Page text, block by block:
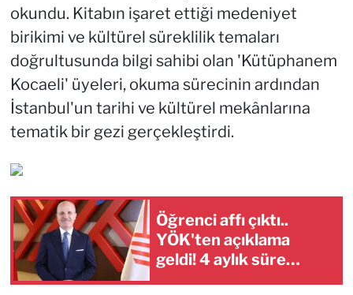
okundu. Kitabın işaret ettiği medeniyet
birikimi ve kültürel süreklilik temaları
doğrultusunda bilgi sahibi olan 'Kütüphanem
Kocaeli' üyeleri, okuma sürecinin ardından
İstanbul'un tarihi ve kültürel mekânlarına
tematik bir gezi gerçekleştirdi.
Öğrenci affı çıktı..
YÖK'ten açıklama
geldi! 4 aylık süre